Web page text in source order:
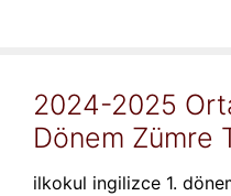
2024-2025
Dönem Zümre
ilkokul ingilizce 1.